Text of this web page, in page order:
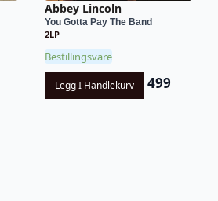
Abbey Lincoln
You Gotta Pay The Band
2LP
Bestillingsvare
Legg I Handlekurv 499